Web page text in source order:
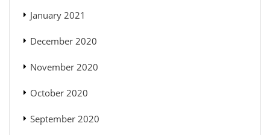
January 2021
December 2020
November 2020
October 2020
September 2020